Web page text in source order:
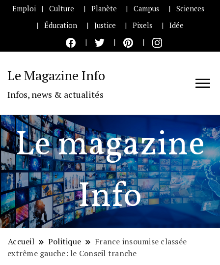
Emploi Culture Planète Campus
Sciences
Éducation
Justice Pixels Idée
Le Magazine Info
Infos, news & actualités
Le magazine
Info
Accueil Politique
France insoumise classée
extrême gauche: le Conseil tranche